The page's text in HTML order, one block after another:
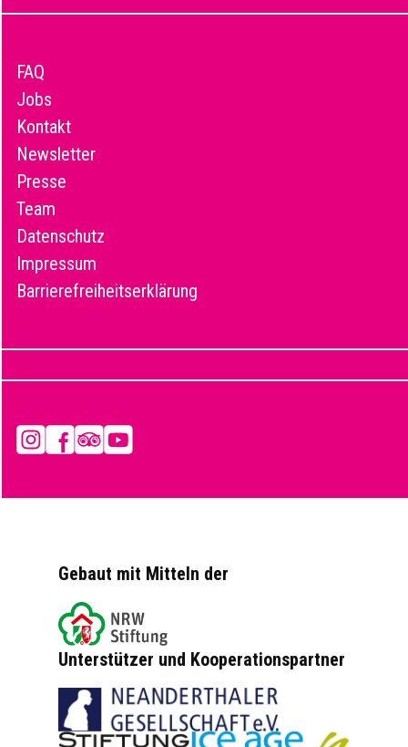
FAQ
Jobs
Kontakt
Newsletter
Presse
Team
Datenschutz
Impressum
Barrierefreiheitserklärung
InstagramFacebook
Tripadvisor
YouTube
Gebaut mit Mitteln der
Unterstützer und Kooperationspartner